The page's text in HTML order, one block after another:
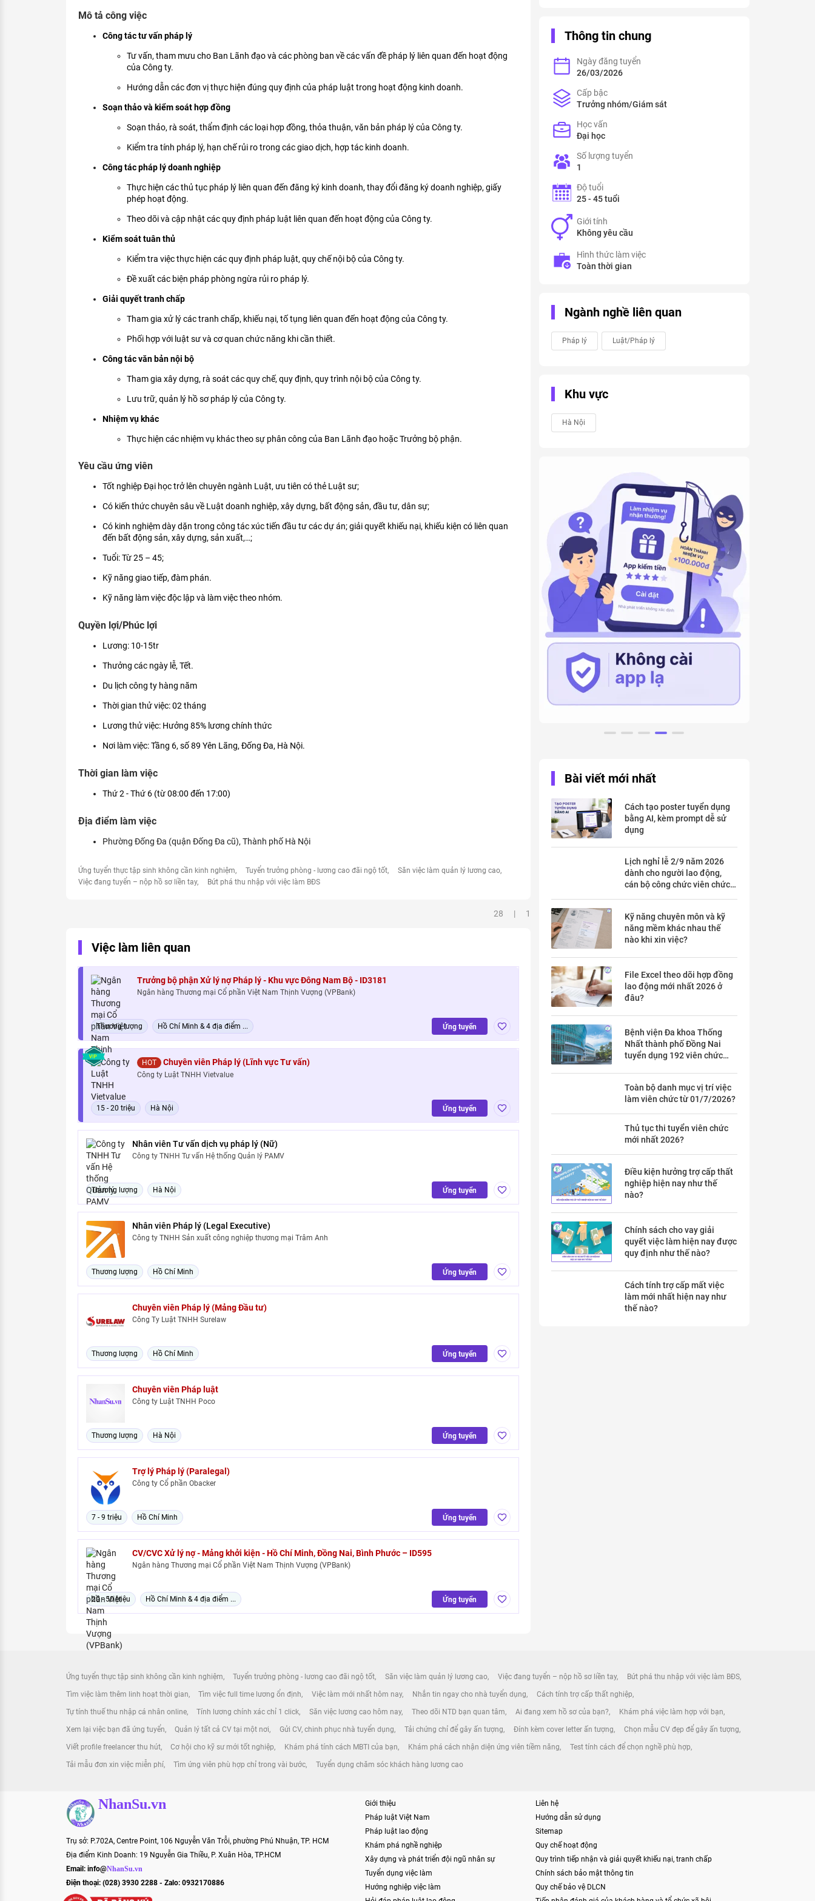
KHÁM PHÁ NGHỀ NGHIỆP
XÂY DỰNG VÀ PHÁT TRIỂN ĐỘI NGŨ
Mô tả công việc
Công tác tư vấn pháp lý
Tư vấn, tham mưu cho Ban Lãnh đạo và các phòng ban về các vấn đề pháp lý liên quan đến hoạt động
của Công ty.
Hướng dẫn các đơn vị thực hiện đúng quy định của pháp luật trong hoạt động kinh doanh.
Soạn thảo và kiểm soát hợp đồng
Soạn thảo, rà soát, thẩm định các loại hợp đồng, thỏa thuận, văn bản pháp lý của Công ty.
Kiểm tra tính pháp lý, hạn chế rủi ro trong các giao dịch, hợp tác kinh doanh.
Công tác pháp lý doanh nghiệp
Thực hiện các thủ tục pháp lý liên quan đến đăng ký kinh doanh, thay đổi đăng ký doanh nghiệp, giấy
phép hoạt động.
Theo dõi và cập nhật các quy định pháp luật liên quan đến hoạt động của Công ty.
Kiểm soát tuân thủ
Kiểm tra việc thực hiện các quy định pháp luật, quy chế nội bộ của Công ty.
Đề xuất các biện pháp phòng ngừa rủi ro pháp lý.
Giải quyết tranh chấp
Tham gia xử lý các tranh chấp, khiếu nại, tố tụng liên quan đến hoạt động của Công ty.
Phối hợp với luật sư và cơ quan chức năng khi cần thiết.
Công tác văn bản nội bộ
Tham gia xây dựng, rà soát các quy chế, quy định, quy trình nội bộ của Công ty.
Lưu trữ, quản lý hồ sơ pháp lý của Công ty.
Nhiệm vụ khác
Thực hiện các nhiệm vụ khác theo sự phân công của Ban Lãnh đạo hoặc Trưởng bộ phận.
Yêu cầu ứng viên
Tốt nghiệp Đại học trở lên chuyên ngành Luật, ưu tiên có thẻ Luật sư;
Có kiến thức chuyên sâu về Luật doanh nghiệp, xây dựng, bất động sản, đầu tư, dân sự;
Có kinh nghiệm dày dặn trong công tác xúc tiến đầu tư các dự án; giải quyết khiếu nại, khiếu kiện có liên quan
đến bất động sản, xây dựng, sản xuất,…;
Tuổi: Từ 25 – 45;
Kỹ năng giao tiếp, đàm phán.
Kỹ năng làm việc độc lập và làm việc theo nhóm.
Quyền lợi/Phúc lợi
Lương: 10-15tr
Thưởng các ngày lễ, Tết.
Du lịch công ty hàng năm
Thời gian thử việc: 02 tháng
Lương thử việc: Hưởng 85% lương chính thức
Nơi làm việc: Tầng 6, số 89 Yên Lãng, Đống Đa, Hà Nội.
Thời gian làm việc
Thứ 2 - Thứ 6 (từ 08:00 đến 17:00)
Địa điểm làm việc
Phường Đống Đa (quận Đống Đa cũ), Thành phố Hà Nội
Ứng tuyển thực tập sinh không cần kinh nghiệm Tuyển trưởng phòng - lương cao đãi ngộ tốt
Săn việc làm quản lý lương cao
Việc đang tuyển – nộp hồ sơ liền tay
Bứt phá thu nhập với việc làm BĐS
28 | 1
Việc làm liên quan
Trưởng bộ phận Xử lý nợ Pháp lý - Khu vực Đông Nam Bộ - ID3181
Ngân hàng Thương mại Cổ phần Việt Nam Thịnh Vượng (VPBank)
Thương lượng Hồ Chí Minh & 4 địa điểm ... Ứng tuyển
HOT Chuyên viên Pháp lý (Lĩnh vực Tư vấn)
Công ty Luật TNHH Vietvalue
15 - 20 triệu Hà Nội Ứng tuyển
Nhân viên Tư vấn dịch vụ pháp lý (Nữ)
Công ty TNHH Tư vấn Hệ thống Quản lý PAMV
Thương lượng Hà Nội Ứng tuyển
Nhân viên Pháp lý (Legal Executive)
Công ty TNHH Sản xuất công nghiệp thương mại Trâm Anh
Thương lượng Hồ Chí Minh Ứng tuyển
Chuyên viên Pháp lý (Mảng Đầu tư)
Công Ty Luật TNHH Surelaw
Thương lượng Hồ Chí Minh Ứng tuyển
Chuyên viên Pháp luật
Công ty Luật TNHH Poco
Thương lượng Hà Nội Ứng tuyển
Trợ lý Pháp lý (Paralegal)
Công ty Cổ phần Obacker
7 - 9 triệu Hồ Chí Minh Ứng tuyển
CV/CVC Xử lý nợ - Mảng khởi kiện - Hồ Chí Minh, Đồng Nai, Bình Phước – ID595
Ngân hàng Thương mại Cổ phần Việt Nam Thịnh Vượng (VPBank)
20 - 50 triệu Hồ Chí Minh & 4 địa điểm ... Ứng tuyển
Thông tin chung
Ngày đăng tuyển
26/03/2026
Cấp bậc
Trưởng nhóm/Giám sát
Học vấn
Đại học
Số lượng tuyển
1
Độ tuổi
25 - 45 tuổi
Giới tính
Không yêu cầu
Hình thức làm việc
Toàn thời gian
Ngành nghề liên quan
Pháp lý Luật/Pháp lý
Khu vực
Hà Nội
Bài viết mới nhất
Cách tạo poster tuyển dụng
bằng AI, kèm prompt dễ sử
dụng
Lịch nghỉ lễ 2/9 năm 2026
dành cho người lao động,
cán bộ công chức viên chức
Kỹ năng chuyên môn và kỹ
năng mềm khác nhau thế
nào khi xin việc?
File Excel theo dõi hợp đồng
lao động mới nhất 2026 ở
đâu?
Bệnh viện Đa khoa Thống
Nhất thành phố Đồng Nai
tuyển dụng 192 viên chức
Toàn bộ danh mục vị trí việc
làm viên chức từ 01/7/2026?
Thủ tục thi tuyển viên chức
mới nhất 2026?
Điều kiện hưởng trợ cấp thất
nghiệp hiện nay như thế
nào?
Chính sách cho vay giải
quyết việc làm hiện nay được
quy định như thế nào?
Cách tính trợ cấp mất việc
làm mới nhất hiện nay như
thế nào?
Ứng tuyển thực tập sinh không cần kinh nghiệm Tuyển trưởng phòng - lương cao đãi ngộ tốt Săn việc làm quản lý lương cao Việc đang tuyển – nộp hồ sơ liền tay Bứt phá thu nhập với việc làm BĐS
Tìm việc làm thêm linh hoạt thời gian Tìm việc full time lương ổn định Việc làm mới nhất hôm nay Nhắn tin ngay cho nhà tuyển dụng Cách tính trợ cấp thất nghiệp
Tự tính thuế thu nhập cá nhân online Tính lương chính xác chỉ 1 click Săn việc lương cao hôm nay Theo dõi NTD bạn quan tâm Ai đang xem hồ sơ của bạn? Khám phá việc làm hợp với bạn
Xem lại việc bạn đã ứng tuyển Quản lý tất cả CV tại một nơi Gửi CV, chinh phục nhà tuyển dụng Tải chứng chỉ để gây ấn tượng Đính kèm cover letter ấn tượng Chọn mẫu CV đẹp để gây ấn tượng
Viết profile freelancer thu hút Cơ hội cho kỹ sư mới tốt nghiệp Khám phá tính cách MBTI của bạn Khám phá cách nhận diện ứng viên tiềm năng Test tính cách để chọn nghề phù hợp
Tải mẫu đơn xin việc miễn phí Tìm ứng viên phù hợp chỉ trong vài bước Tuyển dụng chăm sóc khách hàng lương cao
NhanSu.vn
Trụ sở: P.702A, Centre Point, 106 Nguyễn Văn Trỗi, phường Phú Nhuận, TP. HCM
Địa điểm Kinh Doanh: 19 Nguyễn Gia Thiều, P. Xuân Hòa, TP.HCM
Email: info@NhanSu.vn
Điện thoại: (028) 3930 2288 - Zalo: 0932170886
Giới thiệu
Pháp luật Việt Nam
Pháp luật lao động
Khám phá nghề nghiệp
Xây dựng và phát triển đội ngũ nhân sự
Tuyển dụng việc làm
Hướng nghiệp việc làm
Liên hệ
Hướng dẫn sử dụng
Sitemap
Quy chế hoạt động
Quy trình tiếp nhận và giải quyết khiếu nại, tranh chấp
Chính sách bảo mật thông tin
Quy chế bảo vệ DLCN